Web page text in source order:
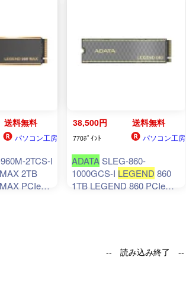
送料無料
パソコン工房
2TCS-I
2TB
PCIe
38,500円 送料無料
770ﾎﾟｲﾝﾄ パソコン工房
ADATASLEG-860-
1000GCS-I LEGEND 860
1TB LEGEND 860 PCIe
-- 読み込み終了 --